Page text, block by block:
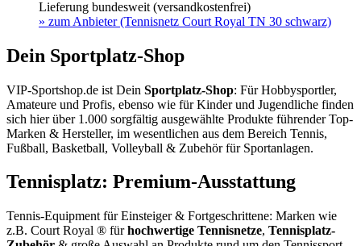
Lieferung bundesweit (versandkostenfrei)
» zum Anbieter (Tennisnetz Court Royal TN 30 schwarz)
Dein Sportplatz-Shop
VIP-Sportshop.de ist Dein Sportplatz-Shop: Für Hobbysportler,
Amateure und Profis, ebenso wie für Kinder und Jugendliche finden
sich hier über 1.000 sorgfältig ausgewählte Produkte führender Top-
Marken & Hersteller, im wesentlichen aus dem Bereich Tennis,
Fußball, Basketball, Volleyball & Zubehör für Sportanlagen.
Tennisplatz: Premium-Ausstattung
Tennis-Equipment für Einsteiger & Fortgeschrittene: Marken wie
z.B. Court Royal ® fürhochwertige Tennisnetze, Tennisplatz-